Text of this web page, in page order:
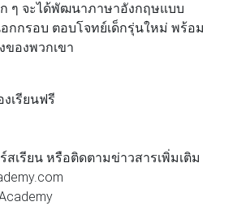
ก ๆ จะได้พัฒนาภาษาอังกฤษแบบ
กกรอบ ตอบโจทย์เด็กรุ่นใหม่ พร้อม
องพวกเขา
เรียนฟรี
สเรียน หรือติดตามข่าวสารเพิ่มเติม